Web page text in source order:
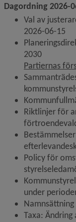
Dagordning 2026-
Val av
2026-06-15
2030
Partiernas
Riktlinjer för
Policy för
under
Taxa: